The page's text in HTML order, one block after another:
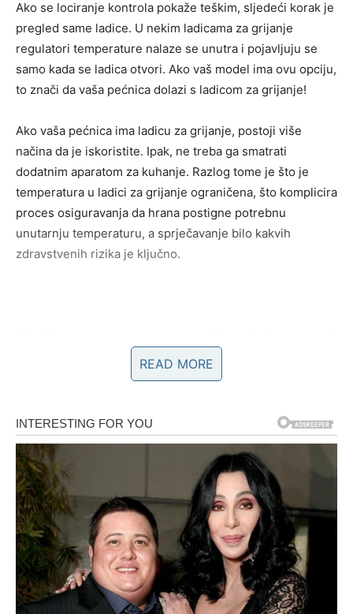
Ako se lociranje kontrola pokaže teškim, sljedeći korak je
pregled same ladice. U nekim ladicama za grijanje
regulatori temperature nalaze se unutra i pojavljuju se
samo kada se ladica otvori. Ako vaš model ima ovu opciju,
to znači da vaša pećnica dolazi s ladicom za grijanje!
Ako vaša pećnica ima ladicu za grijanje, postoji više
načina da je iskoristite. Ipak, ne treba ga smatrati
dodatnim aparatom za kuhanje. Razlog tome je što je
temperatura u ladici za grijanje ograničena, što komplicira
proces osiguravanja da hrana postigne potrebnu
unutarnju temperaturu, a sprječavanje bilo kakvih
zdravstvenih rizika je ključno.
pećnice koju posjedujete, zbog čega je bitno da točne
detalje potražite u priručniku s uputama za svoju
Neke ladice za održavanje topline također mogu pržiti
hranu. Iako preporučujemo da se ne oslanjate na toster
za potpuno kuhanje hrane od početka do kraja zbog
problema s temperaturom, on može dobro poslužiti da
upotpunite jelo. Na primjer, toster je izvrsna opcija ako
želite hrskavu koricu na pečenim makaronima sa sirom.
Ladica za grijanje savršen je odgovor za održavanje
hrane na pravoj temperaturi dok završite pripremu
READ MORE